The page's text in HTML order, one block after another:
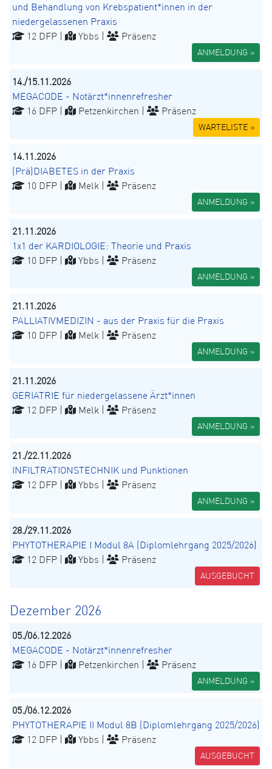
und Behandlung von Krebspatient*innen in der
niedergelassenen Praxis
12 DFP |
Ybbs | Präsenz
ANMELDUNG »
14./15.11.2026
MEGACODE - Notärzt*innenrefresher
16 DFP |
Petzenkirchen | Präsenz
WARTELISTE »
14.11.2026
(Prä)DIABETES in der Praxis
10 DFP |
Melk | Präsenz
ANMELDUNG »
21.11.2026
1x1 der KARDIOLOGIE: Theorie und Praxis
10 DFP |
Ybbs | Präsenz
ANMELDUNG »
21.11.2026
PALLIATIVMEDIZIN - aus der Praxis für die Praxis
10 DFP |
Melk | Präsenz
ANMELDUNG »
21.11.2026
GERIATRIE für niedergelassene Ärzt*innen
12 DFP |
Melk | Präsenz
ANMELDUNG »
21./22.11.2026
INFILTRATIONSTECHNIK und Punktionen
12 DFP |
Ybbs | Präsenz
ANMELDUNG »
28./29.11.2026
PHYTOTHERAPIE I Modul 8A (Diplomlehrgang 2025/2026)
12 DFP |
Ybbs | Präsenz
AUSGEBUCHT
Dezember 2026
05./06.12.2026
MEGACODE - Notärzt*innenrefresher
16 DFP |
Petzenkirchen | Präsenz
ANMELDUNG »
05./06.12.2026
PHYTOTHERAPIE II Modul 8B (Diplomlehrgang 2025/2026)
12 DFP |
Ybbs | Präsenz
AUSGEBUCHT